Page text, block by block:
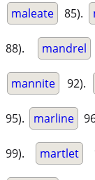
maleate 85).
88). mandrel
mannite 92).
95). marline
99). martlet